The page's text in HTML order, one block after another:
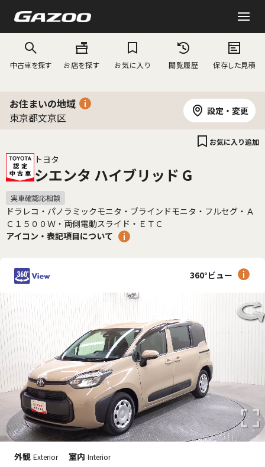
中古車を探す お店を探す お気に入り 閲覧履歴 保存した見積
お住まいの地域
東京都文京区
設定・変更
トヨタ
シエンタ ハイブリッド G
お気に入り追加
ドラレコ・パノラミックモニタ・ブラインドモニタ・フルセグ・Ａ
Ｃ１５００Ｗ・両側電動スライド・ＥＴＣ
アイコン・表記項目について
360°ビュー
外観 Exterior 室内 Interior